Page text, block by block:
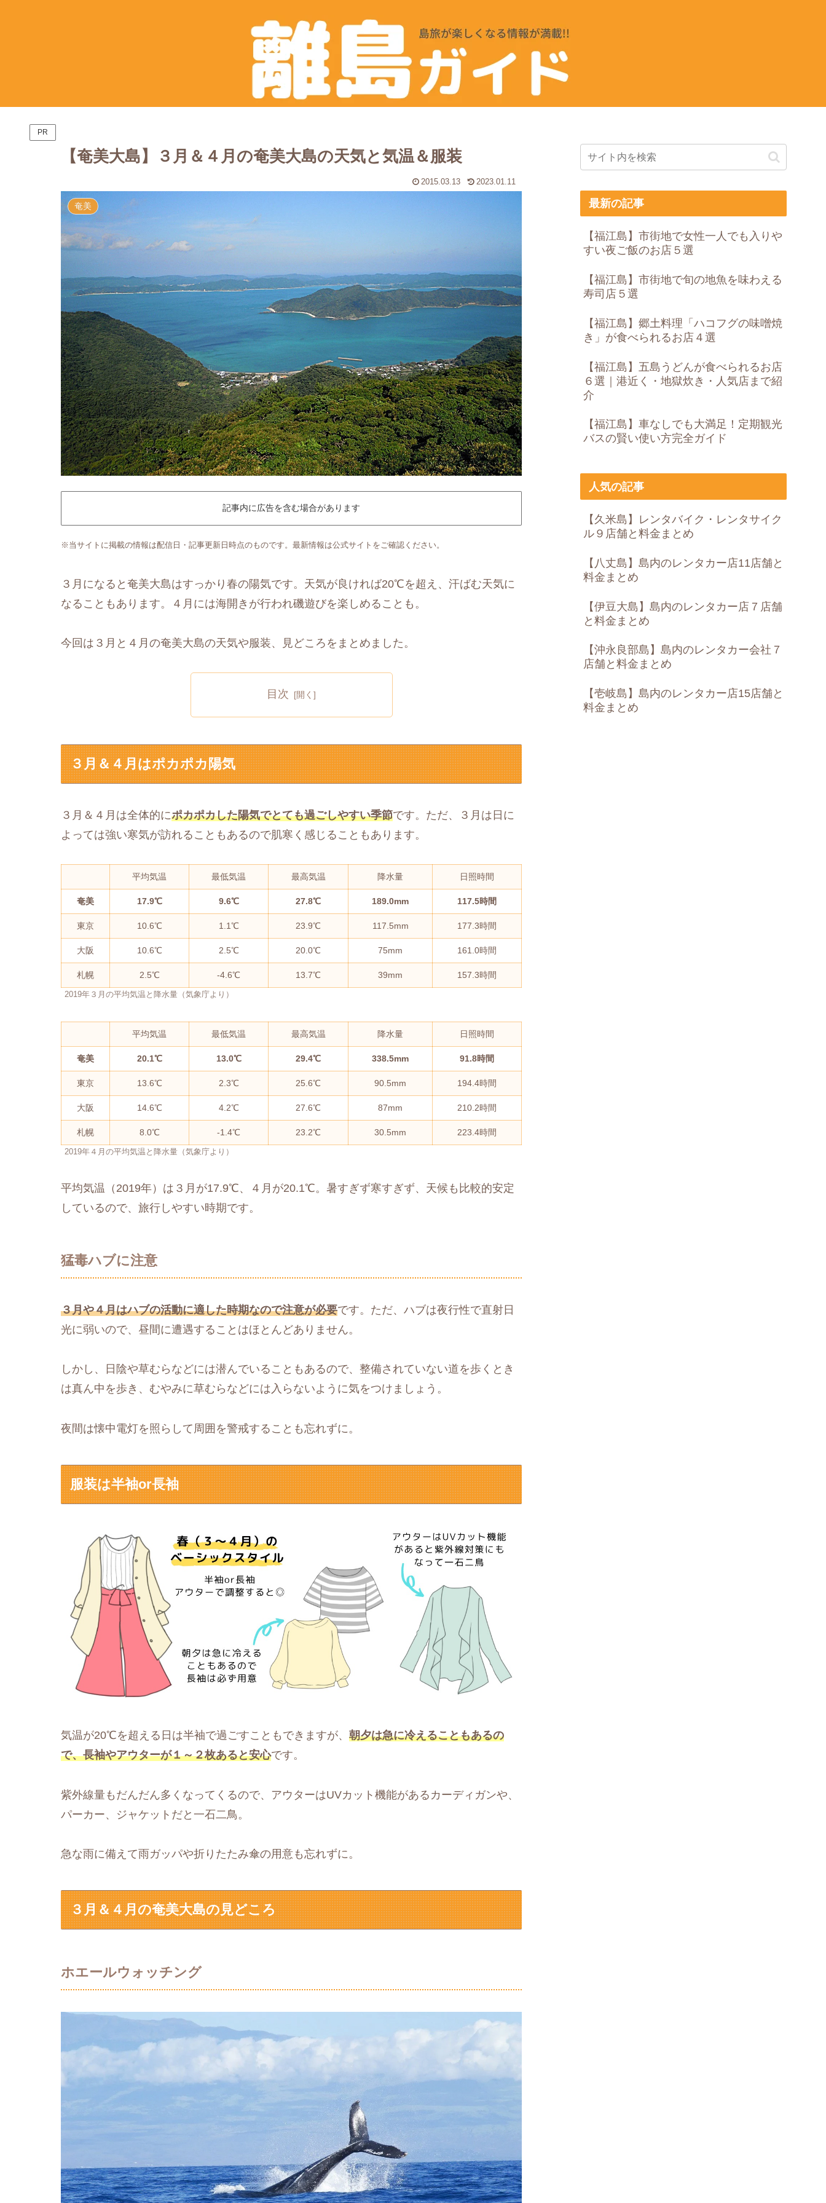
PR
【奄美大島】３月＆４月の奄美大島の天気と気温＆服装
2015.03.13 2023.01.11
奄美
記事内に広告を含む場合があります
※当サイトに掲載の情報は配信日・記事更新日時点のものです。最新情報は公式サイトをご確認ください。
３月になると奄美大島はすっかり春の陽気です。天気が良ければ20℃を超え、汗ばむ天気に
なることもあります。４月には海開きが行われ磯遊びを楽しめることも。
今回は３月と４月の奄美大島の天気や服装、見どころをまとめました。
目次
３月＆４月はポカポカ陽気
３月＆４月は全体的にポカポカした陽気でとても過ごしやすい季節です。ただ、３月は日に
よっては強い寒気が訪れることもあるので肌寒く感じることもあります。
平均気温 最低気温 最高気温 降水量 日照時間
奄美 17.9℃ 9.6℃ 27.8℃ 189.0mm 117.5時間
東京 10.6℃ 1.1℃ 23.9℃ 117.5mm 177.3時間
大阪 10.6℃ 2.5℃ 20.0℃ 75mm 161.0時間
札幌 2.5℃ -4.6℃ 13.7℃ 39mm 157.3時間
2019年３月の平均気温と降水量（気象庁より）
平均気温 最低気温 最高気温 降水量 日照時間
奄美 20.1℃ 13.0℃ 29.4℃ 338.5mm 91.8時間
東京 13.6℃ 2.3℃ 25.6℃ 90.5mm 194.4時間
大阪 14.6℃ 4.2℃ 27.6℃ 87mm 210.2時間
札幌 8.0℃ -1.4℃ 23.2℃ 30.5mm 223.4時間
2019年４月の平均気温と降水量（気象庁より）
平均気温（2019年）は３月が17.9℃、４月が20.1℃。暑すぎず寒すぎず、天候も比較的安定
しているので、旅行しやすい時期です。
猛毒ハブに注意
３月や４月はハブの活動に適した時期なので注意が必要です。ただ、ハブは夜行性で直射日
光に弱いので、昼間に遭遇することはほとんどありません。
しかし、日陰や草むらなどには潜んでいることもあるので、整備されていない道を歩くとき
は真ん中を歩き、むやみに草むらなどには入らないように気をつけましょう。
夜間は懐中電灯を照らして周囲を警戒することも忘れずに。
服装は半袖or長袖
気温が20℃を超える日は半袖で過ごすこともできますが、 朝夕は急に冷えることもあるの
で、長袖やアウターが１～２枚あると安心です。
紫外線量もだんだん多くなってくるので、アウターはUVカット機能があるカーディガンや、
パーカー、ジャケットだと一石二鳥。
急な雨に備えて雨ガッパや折りたたみ傘の用意も忘れずに。
３月＆４月の奄美大島の見どころ
ホエールウォッチング
最新の記事
【福江島】市街地で女性一人でも入りや
すい夜ご飯のお店５選
【福江島】市街地で旬の地魚を味わえる
寿司店５選
【福江島】郷土料理「ハコフグの味噌焼
き」が食べられるお店４選
【福江島】五島うどんが食べられるお店
６選｜港近く・地獄炊き・人気店まで紹
介
【福江島】車なしでも大満足！定期観光
バスの賢い使い方完全ガイド
人気の記事
【久米島】レンタバイク・レンタサイク
ル９店舗と料金まとめ
【八丈島】島内のレンタカー店11店舗と
料金まとめ
【伊豆大島】島内のレンタカー店７店舗
と料金まとめ
【沖永良部島】島内のレンタカー会社７
店舗と料金まとめ
【壱岐島】島内のレンタカー店15店舗と
料金まとめ